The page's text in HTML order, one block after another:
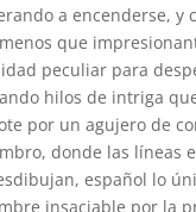
a encenderse, y
que
peculiar para
hilos de intriga
por un agujero de
donde las líneas
español lo
insaciable por la